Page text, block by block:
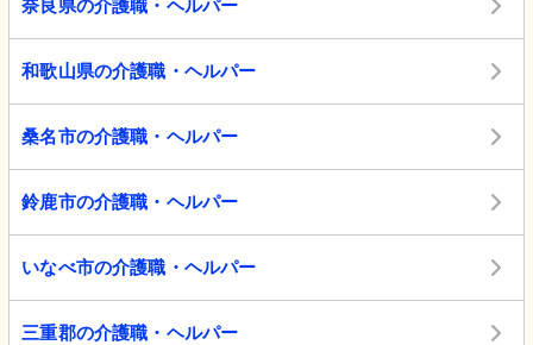
奈良県の介護職・ヘルパー
和歌山県の介護職・ヘルパー
桑名市の介護職・ヘルパー
鈴鹿市の介護職・ヘルパー
いなべ市の介護職・ヘルパー
三重郡の介護職・ヘルパー